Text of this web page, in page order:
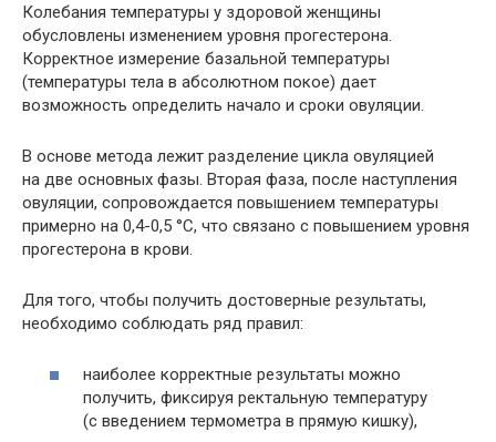
Колебания температуры у здоровой женщины
обусловлены изменением уровня прогестерона.
Корректное измерение базальной температуры
(температуры тела в абсолютном покое) дает
возможность определить начало и сроки овуляции.
В основе метода лежит разделение цикла овуляцией
на две основных фазы. Вторая фаза, после наступления
овуляции, сопровождается повышением температуры
примерно на 0,4-0,5 °С, что связано с повышением уровня
прогестерона в крови.
Для того, чтобы получить достоверные результаты,
необходимо соблюдать ряд правил:
наиболее корректные результаты можно
получить, фиксируя ректальную температуру
(с введением термометра в прямую кишку),